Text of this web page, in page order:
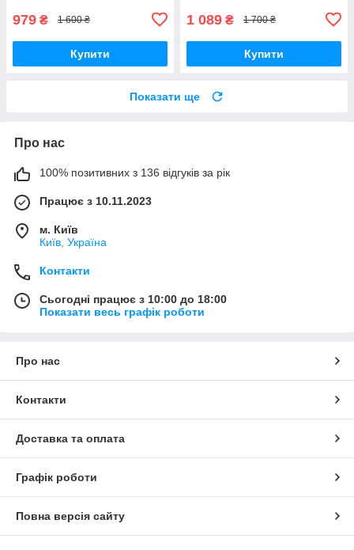
979 ₴ 1 600 ₴
Купити
1 089 ₴ 1 700 ₴
Купити
Показати ще
Про нас
100% позитивних з 136 відгуків за рік
Працює з 10.11.2023
м. Київ
Київ, Україна
Контакти
Сьогодні працює з 10:00 до 18:00
Показати весь графік роботи
Про нас
Контакти
Доставка та оплата
Графік роботи
Повна версія сайту